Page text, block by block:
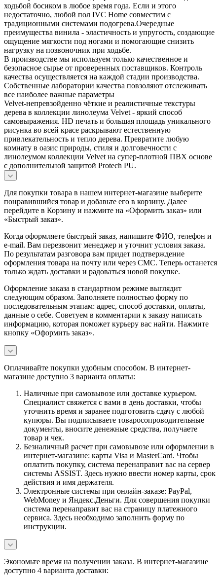
ходьбой босиком в любое время года. Если и этого
недостаточно, любой пол IVC Home совместим с
традиционными системами подогрева.Очередные
преимущества винила - эластичность и упругость, создающие
ощущение мягкости под ногами и помогающие снизить
нагрузку на позвоночник при ходьбе.
В производстве мы используем только качественное и
безопасное сырье от проверенных поставщиков. Контроль
качества осуществляется на каждой стадии производства.
Собственные лаборатории качества повзоляют отслеживать
все наиболее важные параметры
Velvet-непревзойденно чёткие и реалистичные текстуры
дерева в коллекции линолеума Velvet - яркий способ
самовыражения. HD печать и большая площадь уникального
рисунка во всей красе раскрывают естественную
привлекательность и тепло дерева. Превратите любую
комнату в оазис природы, стиля и долговечности с
линолеумом коллекции Velvet на супер-плотной ПВХ основе
с дополнительной защитой Protech PU.
Для покупки товара в нашем интернет-магазине выберите
понравившийся товар и добавьте его в корзину. Далее
перейдите в Корзину и нажмите на «Оформить заказ» или
«Быстрый заказ».
Когда оформляете быстрый заказ, напишите ФИО, телефон и
e-mail. Вам перезвонит менеджер и уточнит условия заказа.
По результатам разговора вам придет подтверждение
оформления товара на почту или через СМС. Теперь останется
только ждать доставки и радоваться новой покупке.
Оформление заказа в стандартном режиме выглядит
следующим образом. Заполняете полностью форму по
последовательным этапам: адрес, способ доставки, оплаты,
данные о себе. Советуем в комментарии к заказу написать
информацию, которая поможет курьеру вас найти. Нажмите
кнопку «Оформить заказ».
Оплачивайте покупки удобным способом. В интернет-
магазине доступно 3 варианта оплаты:
Наличные при самовывозе или доставке курьером.
Специалист свяжется с вами в день доставки, чтобы
уточнить время и заранее подготовить сдачу с любой
купюры. Вы подписываете товаросопроводительные
документы, вносите денежные средства, получаете
товар и чек.
Безналичный расчет при самовывозе или оформлении в
интернет-магазине: карты Visa и MasterCard. Чтобы
оплатить покупку, система перенаправит вас на сервер
системы ASSIST. Здесь нужно ввести номер карты, срок
действия и имя держателя.
Электронные системы при онлайн-заказе: PayPal,
WebMoney и Яндекс.Деньги. Для совершения покупки
система перенаправит вас на страницу платежного
сервиса. Здесь необходимо заполнить форму по
инструкции.
Экономьте время на получении заказа. В интернет-магазине
доступно 4 варианта доставки: